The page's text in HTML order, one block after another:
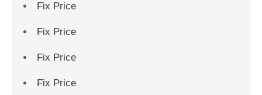
Fix Price
Fix Price
Fix Price
Fix Price